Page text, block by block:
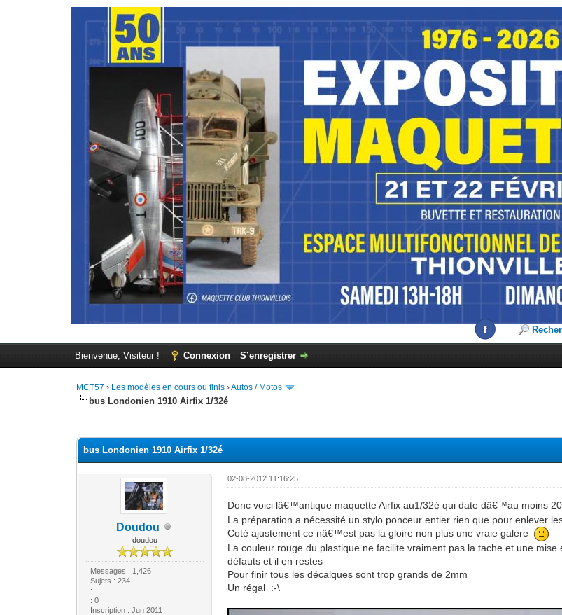
Bienvenue, Visiteur ! Connexion S’enregistrer
MCT57 › Les modèles en cours ou finis ›Autos / Motos
bus Londonien 1910 Airfix 1/32é
bus Londonien 1910 Airfix 1/32é
Doudou
doudou
Messages : 1,426
Sujets : 234
:
: 0
Inscription : Jun 2011
02-08-2012 11:16:25
Donc voici lâ€™antique maquette Airfix au1/32é qui date dâ€™au moins
La préparation a nécessité un stylo ponceur entier rien que pour enlever
Coté ajustement ce nâ€™est pas la gloire non plus une vraie galère
La couleur rouge du plastique ne facilite vraiment pas la tache et une
défauts et il en restes
Pour finir tous les décalques sont trop grands de 2mm
Un régal :-\